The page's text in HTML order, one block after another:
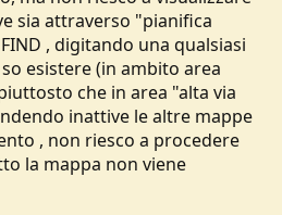
sia attraverso "pianifica
, digitando una qualsiasi
esistere (in ambito area
che in area "alta via
inattive le altre mappe
, non riesco a procedere
la mappa non viene